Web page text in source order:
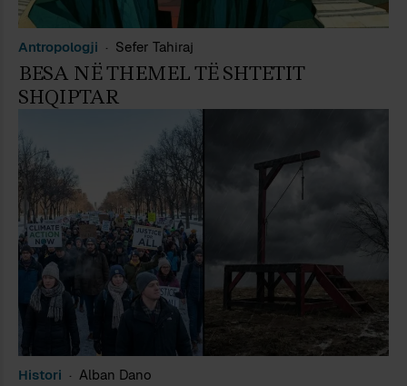
Antropologji Sefer Tahiraj
BESA NË THEMEL TË SHTETIT
SHQIPTAR
Histori Alban Dano